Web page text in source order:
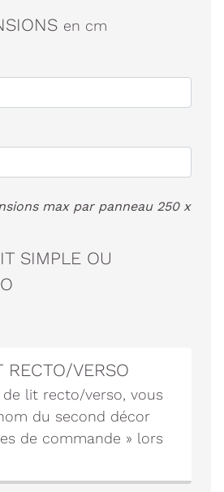
en cm
max par panneau 250 x
SIMPLE OU
RECTO/VERSO
lit recto/verso, vous
du second décor
de commande » lors